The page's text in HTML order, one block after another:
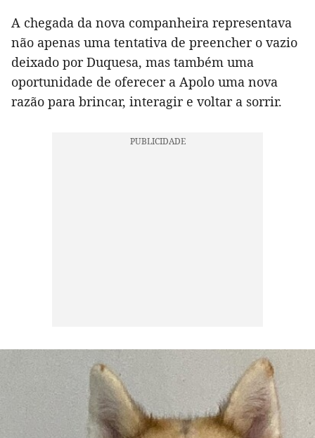
A chegada da nova companheira representava
não apenas uma tentativa de preencher o vazio
deixado por Duquesa, mas também uma
oportunidade de oferecer a Apolo uma nova
razão para brincar, interagir e voltar a sorrir.